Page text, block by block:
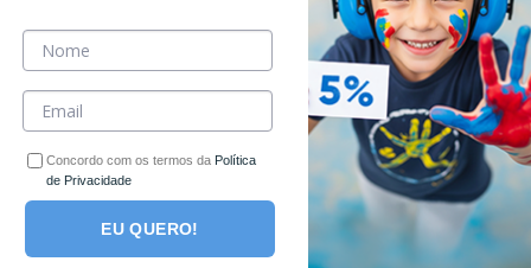
-34%
Concordo com os termos da Política
de Privacidade
EU QUERO!